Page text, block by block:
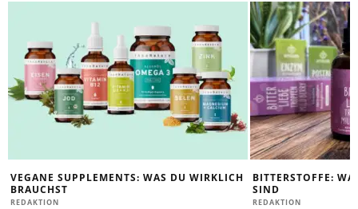
VEGANE SUPPLEMENTS: WAS DU WIRKLICH
BRAUCHST
REDAKTION
BITTERSTOFFE:
SIND
REDAKTION